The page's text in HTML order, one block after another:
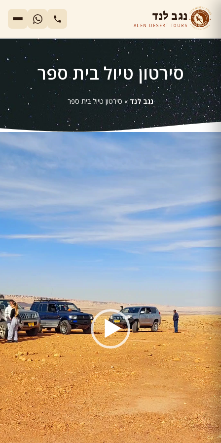
נגב לנד
ALEN DESERT TOURS
סירטון טיול בית ספר
נגב לנד » סירטון טיול בית ספר